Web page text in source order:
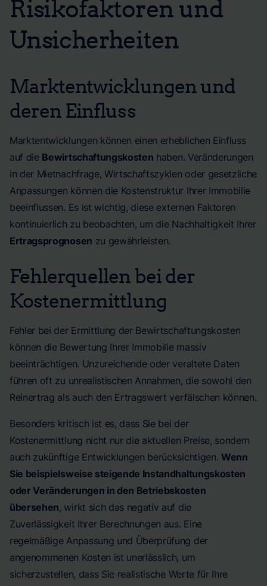
Risikofaktoren und
Unsicherheiten
Marktentwicklungen und
deren Einfluss
Marktentwicklungen können einen erheblichen Einfluss
auf die Bewirtschaftungskosten haben. Veränderungen
in der Mietnachfrage, Wirtschaftszyklen oder gesetzliche
Anpassungen können die Kostenstruktur Ihrer Immobilie
beeinflussen. Es ist wichtig, diese externen Faktoren
kontinuierlich zu beobachten, um die Nachhaltigkeit Ihrer
Ertragsprognosen zu gewährleisten.
Fehlerquellen bei der
Kostenermittlung
Fehler bei der Ermittlung der Bewirtschaftungskosten
können die Bewertung Ihrer Immobilie massiv
beeinträchtigen. Unzureichende oder veraltete Daten
führen oft zu unrealistischen Annahmen, die sowohl den
Reinertrag als auch den Ertragswert verfälschen können.
Besonders kritisch ist es, dass Sie bei der
Kostenermittlung nicht nur die aktuellen Preise, sondern
auch zukünftige Entwicklungen berücksichtigen. Wenn
Sie beispielsweise steigende Instandhaltungskosten
oder Veränderungen in den Betriebskosten
übersehen, wirkt sich das negativ auf die
Zuverlässigkeit Ihrer Berechnungen aus. Eine
regelmäßige Anpassung und Überprüfung der
angenommenen Kosten ist unerlässlich, um
sicherzustellen, dass Sie realistische Werte für Ihre